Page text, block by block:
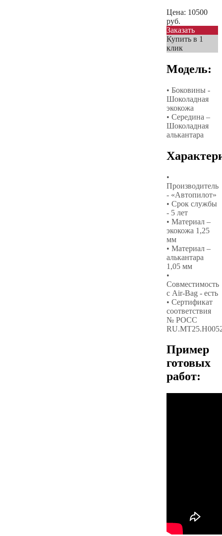
Цена: 10500
руб.
Заказать
Купить в 1
клик
Модель:
• Боковины -
Шоколадная
экокожа
• Середина –
Шоколадная
алькантара
•
Производитель
- «Автопилот»
• Срок службы
- 5 лет
• Материал –
экокожа 1,25
мм
• Материал –
алькантара
1,05 мм
•
Совместимость
с Air-Bag - есть
• Сертификат
соответствия
№ РОСС
Пример
готовых
работ: